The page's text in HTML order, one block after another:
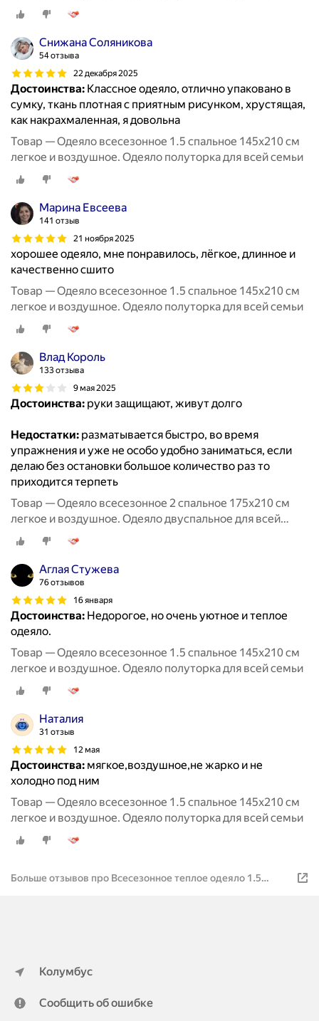
семьи
Снижана Соляникова
54 отзыва
22 декабря 2025
Достоинства: Классное одеяло, отлично упаковано в
сумку, ткань плотная с приятным рисунком, хрустящая,
как накрахмаленная, я довольна
Товар — Одеяло всесезонное 1.5 спальное 145х210 см
легкое и воздушное. Одеяло полуторка для всей семьи
Марина Евсеева
141 отзыв
21 ноября 2025
хорошее одеяло, мне понравилось, лёгкое, длинное и
качественно сшито
Товар — Одеяло всесезонное 1.5 спальное 145х210 см
легкое и воздушное. Одеяло полуторка для всей семьи
Влад Король
133 отзыва
9 мая 2025
Достоинства: руки защищают, живут долго
Недостатки: разматывается быстро, во время
упражнения и уже не особо удобно заниматься, если
делаю без остановки большое количество раз то
приходится терпеть
Товар — Одеяло всесезонное 2 спальное 175х210 см
легкое и воздушное. Одеяло двуспальное для всей
семьи
Аглая Стужева
76 отзывов
16 января
Достоинства: Недорогое, но очень уютное и теплое
одеяло.
Товар — Одеяло всесезонное 1.5 спальное 145х210 см
легкое и воздушное. Одеяло полуторка для всей семьи
Наталия
31 отзыв
12 мая
Достоинства: мягкое,воздушное,не жарко и не
холодно под ним
Товар — Одеяло всесезонное 1.5 спальное 145х210 см
легкое и воздушное. Одеяло полуторка для всей семьи
Больше отзывов про Всесезонное теплое одеяло 1.5
Колумбус
Сообщить об ошибке